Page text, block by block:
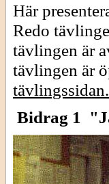
Här
Redo
tävlingen är
tävlingen är
tävlingssidan.
Bidrag 1